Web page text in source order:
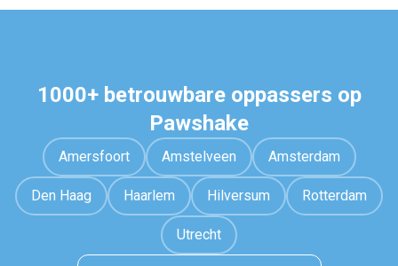
1000+ betrouwbare oppassers op
Pawshake
Amersfoort Amstelveen Amsterdam
Den Haag Haarlem Hilversum Rotterdam
Utrecht